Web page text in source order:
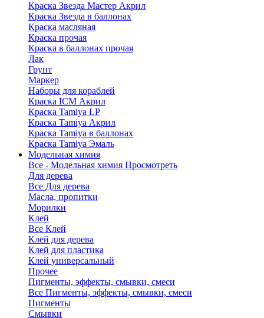
Краска Звезда Мастер Акрил
Краска Звезда в баллонах
Краска масляная
Краска прочая
Краска в баллонах прочая
Лак
Грунт
Маркер
Наборы для кораблей
Краска ICM Акрил
Краска Tamiya LP
Краска Tamiya Акрил
Краска Tamiya в баллонах
Краска Tamiya Эмаль
Модельная химия
Все - Модельная химия Просмотреть
Для дерева
Все Для дерева
Масла, пропитки
Морилки
Клей
Все Клей
Клей для дерева
Клей для пластика
Клей универсальный
Прочее
Пигменты, эффекты, смывки, смеси
Все Пигменты, эффекты, смывки, смеси
Пигменты
Смывки